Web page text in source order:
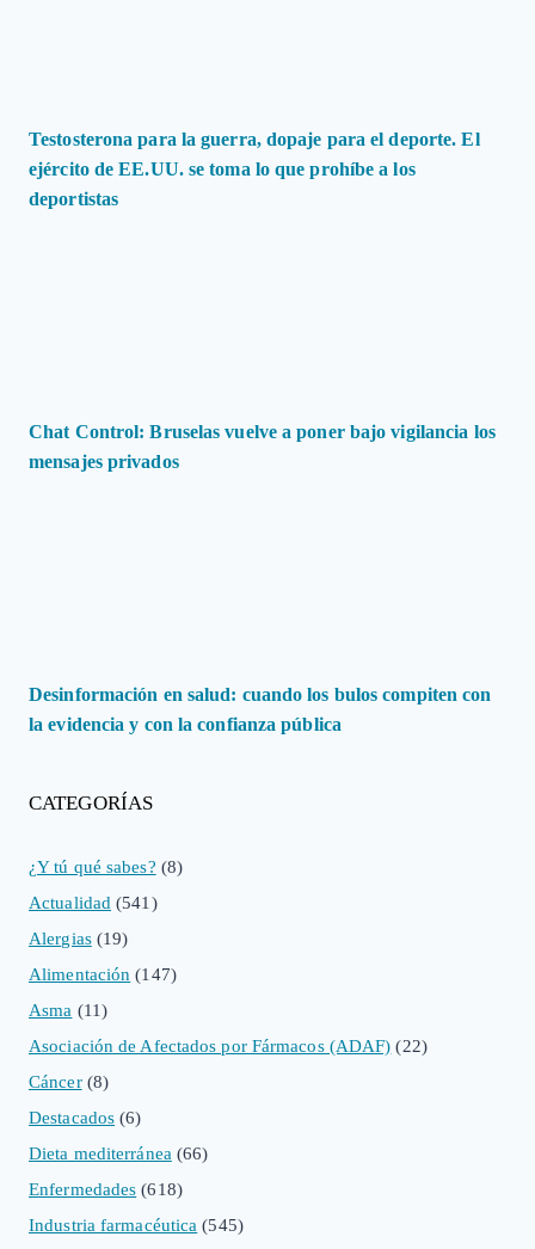
Testosterona para la guerra, dopaje para el deporte. El
ejército de EE.UU. se toma lo que prohíbe a los
deportistas
Chat Control: Bruselas vuelve a poner bajo vigilancia los
mensajes privados
Desinformación en salud: cuando los bulos compiten con
la evidencia y con la confianza pública
CATEGORÍAS
¿Y tú qué sabes? (8)
Actualidad (541)
Alergias(19)
Alimentación (147)
Asma (11)
Asociación de Afectados por Fármacos (ADAF) (22)
Cáncer(8)
Destacados (6)
Dieta mediterránea (66)
Enfermedades (618)
Industria farmacéutica (545)